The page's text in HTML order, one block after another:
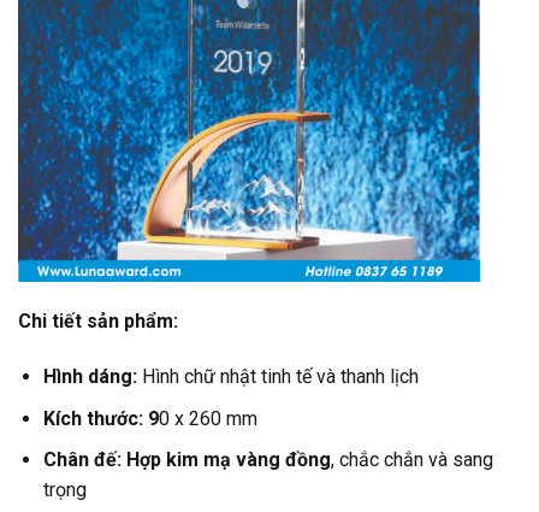
Chi tiết sản phẩm:
Hình dáng:Hình chữ nhật tinh tế và thanh lịch
Kích thước: 90 x 260 mm
Chân đế: Hợp kim mạ vàng đồng, chắc chắn và sang
trọng